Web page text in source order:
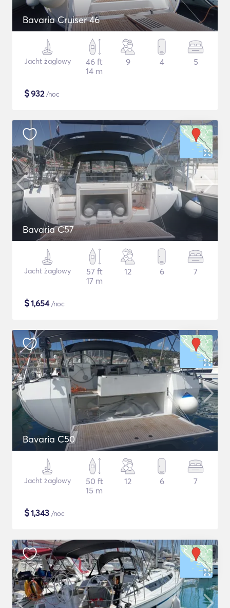
Bavaria Cruiser 46
Jacht żaglowy
46 ft
14 m
9 4 5
$932/noc
Bavaria C57
Jacht żaglowy
57 ft
17 m
12 6 7
$1,654/noc
Bavaria C50
Jacht żaglowy
50 ft
15 m
12 6 7
$1,343 /noc